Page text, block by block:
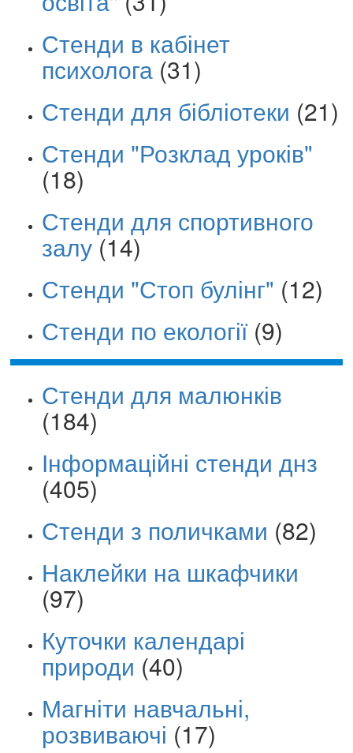
Стенди в кабінет
психолога (31)
Стенди для бібліотеки (21)
Стенди "Розклад уроків"
(18)
Стенди для спортивного
залу(14)
Стенди "Стоп булінг" (12)
Стенди по екології (9)
Стенди для малюнків
(184)
Інформаційні стенди днз
(405)
Стенди з поличками (82)
Наклейки на шкафчики
(97)
Куточки календарі
природи (40)
Магніти навчальні,
розвиваючі (17)